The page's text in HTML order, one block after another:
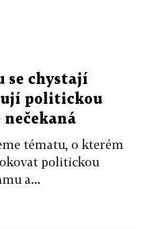
se chystají
politickou
tématu, o kterém
politickou
a...